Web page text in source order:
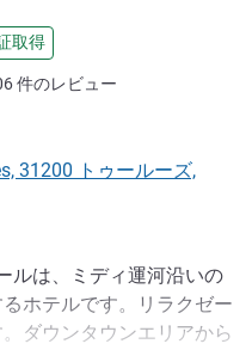
取得
アコーホテルズ)
件のレビュー
31200 トゥールーズ,
ルは、ミディ運河沿いの
ホテルです。リラクゼー
ダウンタウンエリアから